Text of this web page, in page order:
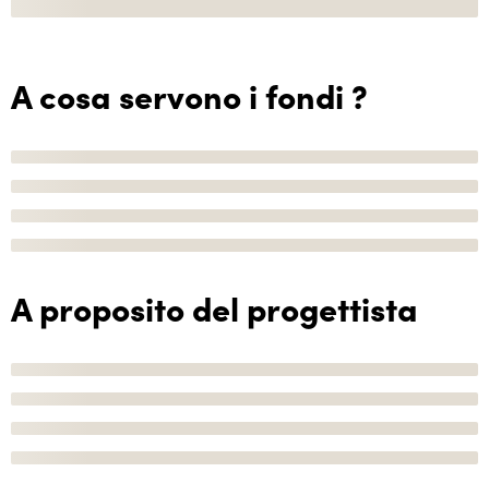
A cosa servono i fondi ?
A proposito del progettista